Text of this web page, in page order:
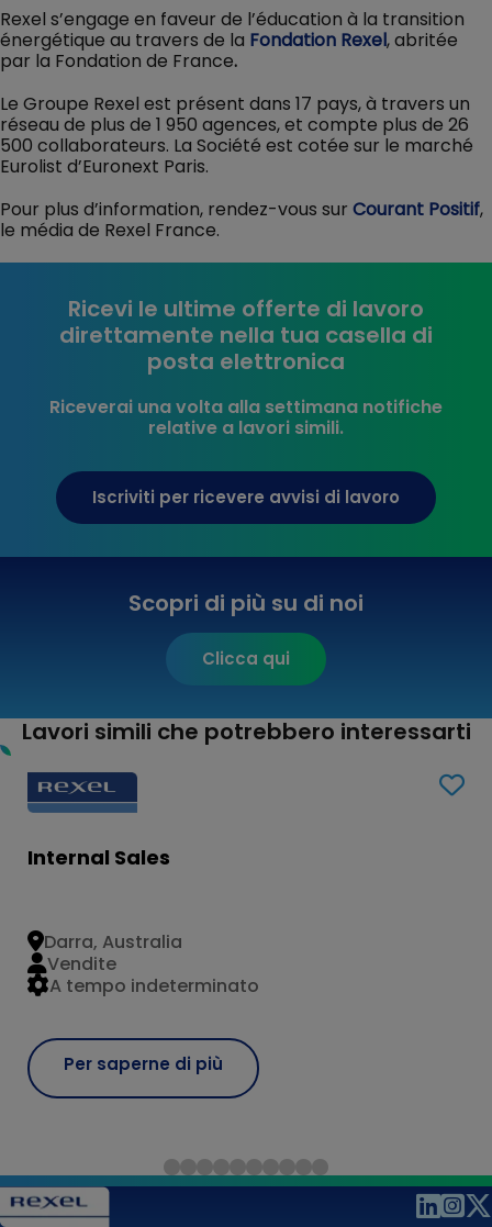
Rexel s’engage en faveur de l’éducation à la transition
énergétique au travers de la Fondation Rexel, abritée
par la Fondation de France.
Le Groupe Rexel est présent dans 17 pays, à travers un
réseau de plus de 1 950 agences, et compte plus de 26
500 collaborateurs. La Société est cotée sur le marché
Eurolist d’Euronext Paris.
Pour plus d’information, rendez-vous sur Courant Positif,
le média de Rexel France.
Ricevi le ultime offerte di lavoro
direttamente nella tua casella di
posta elettronica
Riceverai una volta alla settimana notifiche
relative a lavori simili.
Iscriviti per ricevere avvisi di lavoro
Scopri di più su di noi
Clicca qui
Lavori simili che potrebbero interessarti
Internal Sales
Per saperne di più
Darra, Australia
A tempo indeterminato
Vendite